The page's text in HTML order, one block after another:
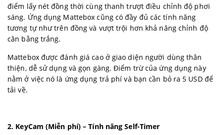
điểm lấy nét đồng thời cùng thanh trượt điều chỉnh độ phơi
sáng. Ứng dụng Mattebox cũng có đầy đủ các tính năng
tương tự như trên đồng và vượt trội hơn khả năng chỉnh độ
cân bằng trắng.
Mattebox được đánh giá cao ở giao diện người dùng thân
thiện, dễ sử dụng và gọn gàng. Điểm trừ của ứng dụng này
nằm ở việc nó là ứng dụng trả phí và bạn cần bỏ ra 5 USD để
tải về.
2. KeyCam (Miễn phí) – Tính năng Self-Timer